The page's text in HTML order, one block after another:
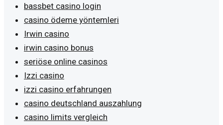
bassbet casino login
casino ödeme yöntemleri
Irwin casino
irwin casino bonus
seriöse online casinos
Izzi casino
izzi casino erfahrungen
casino deutschland auszahlung
casino limits vergleich